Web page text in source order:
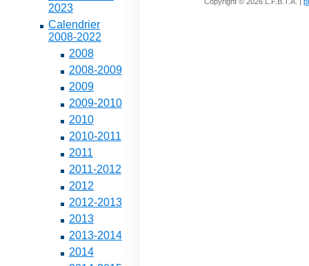
2023
Calendrier
2008-2022
2008
2008-2009
2009
2009-2010
2010
2010-2011
2011
2011-2012
2012
2012-2013
2013
2013-2014
2014